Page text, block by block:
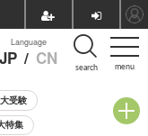
menu
Language
JP / CN search
受験
特集